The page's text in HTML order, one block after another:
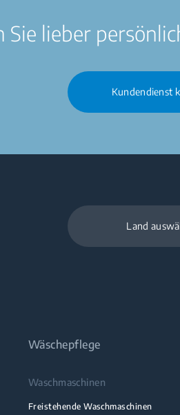
Sie lieber
Kundendienst
Land
Wäschepflege
Waschmaschinen
Freistehende Waschmaschinen